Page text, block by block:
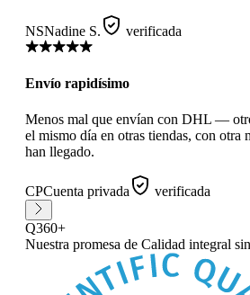
NSNadine S. verificada
Envío rapidísimo
Menos mal que envían con DHL —
el mismo día en otras tiendas, con otra
han llegado.
CPCuenta privada verificada
Q360+
Nuestra promesa de Calidad integral